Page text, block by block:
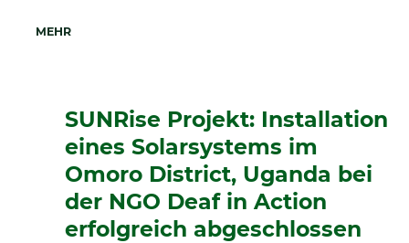
MEHR
SUNRise Projekt: Installation
eines Solarsystems im
Omoro District, Uganda bei
der NGO Deaf in Action
erfolgreich abgeschlossen